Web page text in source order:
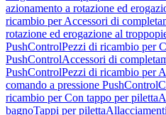
azionamento a rotazione ed
ricambio per Accessori di
rotazione ed erogazione al
PushControlPezzi di ricambio per
PushControlAccessori di
PushControlPezzi di ricambio per
comando a pressione PushControl
ricambio per Con tappo per piletta
bagnoTappi per piletta